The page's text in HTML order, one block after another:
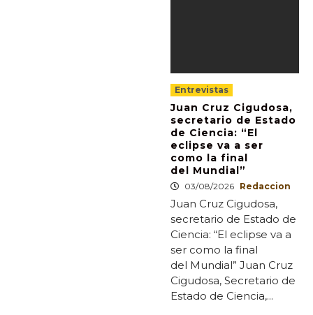
Entrevistas
Juan Cruz Cigudosa,
secretario de Estado
de Ciencia: “El
eclipse va a ser
como la final
del Mundial”
03/08/2026 Redaccion
Juan Cruz Cigudosa,
secretario de Estado de
Ciencia: “El eclipse va a
ser como la final
del Mundial” Juan Cruz
Cigudosa, Secretario de
Estado de Ciencia,...